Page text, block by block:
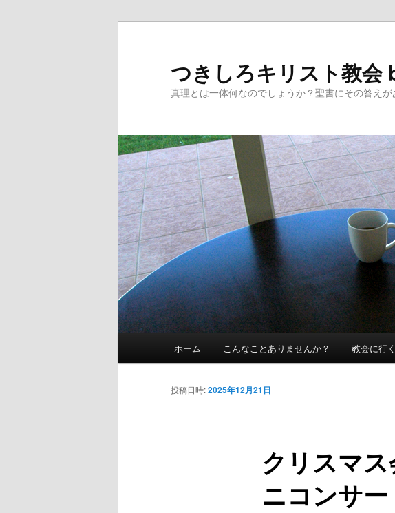
つきしろキリスト教会
真理とは一体何なのでしょうか？聖書にその答えが
メインコンテンツへ移動
サブコンテンツへ移動
ホーム こんなことありませんか？ 教会に行
クリスマ
ニコンサ
投稿日時:2025年12月21日